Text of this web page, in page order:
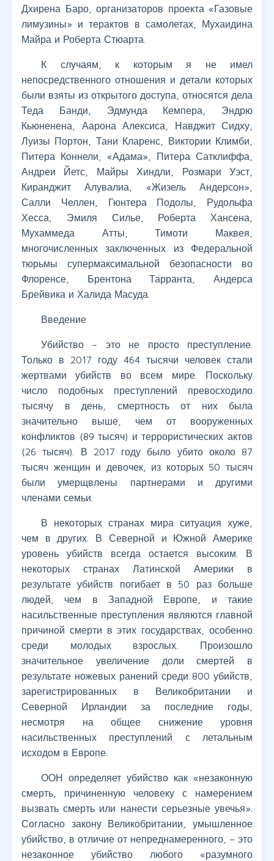
Дхирена Баро, организаторов проекта «Газовые
лимузины» и терактов в самолетах, Мухаидина
Майра и Роберта Стюарта.
К случаям, к которым я не имел
непосредственного отношения и детали которых
были взяты из открытого доступа, относятся дела
Теда Банди, Эдмунда Кемпера, Эндрю
Кьюненена, Аарона Алексиса, Навджит Сидху,
Луизы Портон, Тани Кларенс, Виктории Климби,
Питера Коннели, «Адама», Питера Сатклиффа,
Андреи Йетс, Майры Хиндли, Розмари Уэст,
Киранджит Алувалиа, «Жизель Андерсон»,
Салли Челлен, Гюнтера Подолы, Рудольфа
Хесса, Эмиля Силье, Роберта Хансена,
Мухаммеда Атты, Тимоти Маквея,
многочисленных заключенных из Федеральной
тюрьмы супермаксимальной безопасности во
Флоренсе, Брентона Тарранта, Андерса
Брейвика и Халида Масуда.
Введение
Убийство – это не просто преступление.
Только в 2017 году 464 тысячи человек стали
жертвами убийств во всем мире. Поскольку
число подобных преступлений превосходило
тысячу в день, смертность от них была
значительно выше, чем от вооруженных
конфликтов (89 тысяч) и террористических актов
(26 тысяч). В 2017 году было убито около 87
тысяч женщин и девочек, из которых 50 тысяч
были умерщвлены партнерами и другими
членами семьи.
В некоторых странах мира ситуация хуже,
чем в других. В Северной и Южной Америке
уровень убийств всегда остается высоким. В
некоторых странах Латинской Америки в
результате убийств погибает в 50 раз больше
людей, чем в Западной Европе, и такие
насильственные преступления являются главной
причиной смерти в этих государствах, особенно
среди молодых взрослых. Произошло
значительное увеличение доли смертей в
результате ножевых ранений среди 800 убийств,
зарегистрированных в Великобритании и
Северной Ирландии за последние годы,
несмотря на общее снижение уровня
насильственных преступлений с летальным
исходом в Европе.
ООН определяет убийство как «незаконную
смерть, причиненную человеку с намерением
вызвать смерть или нанести серьезные увечья».
Согласно закону Великобритании, умышленное
убийство, в отличие от непреднамеренного, – это
незаконное убийство любого «разумного